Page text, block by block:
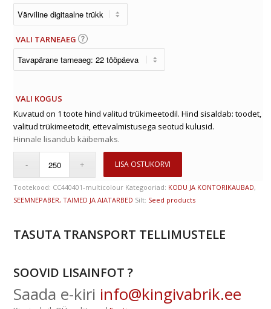
VALI TARNEAEG
VALI KOGUS
Kuvatud on 1 toote hind valitud trükimeetodil. Hind sisaldab: toodet,
valitud trükimeetodit, ettevalmistusega seotud kulusid.
Hinnale lisandub käibemaks.
LISA OSTUKORVI
Tootekood: CC440401-multicolour Kategooriad: KODU JA KONTORIKAUBAD,
SEEMNEPABER, TAIMED JA AIATARBED Silt: Seed products
TASUTA TRANSPORT TELLIMUSTELE
SOOVID LISAINFOT ?
Saada e-kiri info@kingivabrik.ee